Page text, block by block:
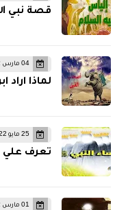
قصة نبي
04 مارس 2022
لماذا اراد
25 مايو 2022
تعرف علي
01 مارس 2022